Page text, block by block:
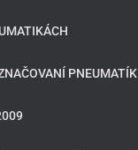
PNEUMATÍK